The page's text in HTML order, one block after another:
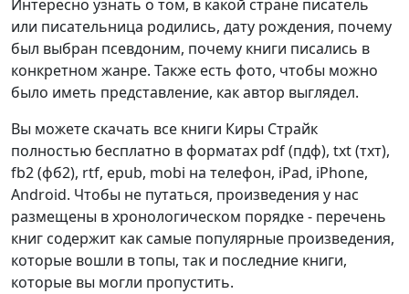
Интересно узнать о том, в какой стране писатель
или писательница родились, дату рождения, почему
был выбран псевдоним, почему книги писались в
конкретном жанре. Также есть фото, чтобы можно
было иметь представление, как автор выглядел.
Вы можете скачать все книги Киры Страйк
полностью бесплатно в форматах pdf (пдф), txt (тхт),
fb2 (фб2), rtf, epub, mobi на телефон, iPad, iPhone,
Android. Чтобы не путаться, произведения у нас
размещены в хронологическом порядке - перечень
книг содержит как самые популярные произведения,
которые вошли в топы, так и последние книги,
которые вы могли пропустить.